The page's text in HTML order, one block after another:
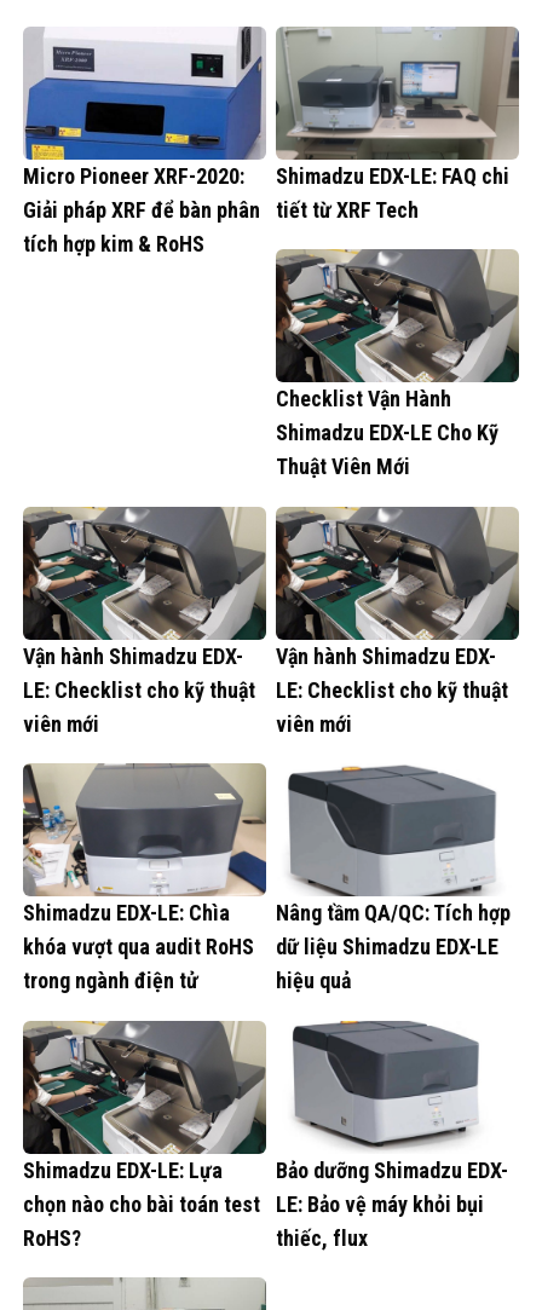
Micro Pioneer XRF-2020:
Giải pháp XRF để bàn phân
tích hợp kim & RoHS
Shimadzu EDX-LE: FAQ chi
tiết từ XRF Tech
Checklist Vận Hành
Shimadzu EDX-LE Cho Kỹ
Thuật Viên Mới
Vận hành Shimadzu EDX-
LE: Checklist cho kỹ thuật
viên mới
Vận hành Shimadzu EDX-
LE: Checklist cho kỹ thuật
viên mới
Shimadzu EDX-LE: Chìa
khóa vượt qua audit RoHS
trong ngành điện tử
Nâng tầm QA/QC: Tích hợp
dữ liệu Shimadzu EDX-LE
hiệu quả
Shimadzu EDX-LE: Lựa
chọn nào cho bài toán test
RoHS?
Bảo dưỡng Shimadzu EDX-
LE: Bảo vệ máy khỏi bụi
thiếc, flux